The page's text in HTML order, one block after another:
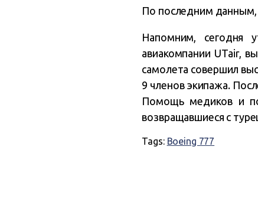
По последним данным,
Напомним, сегодня
авиакомпании UTair,
самолета совершил
9 членов экипажа.
Помощь медиков и
возвращавшиеся с
Tags: Boeing 777